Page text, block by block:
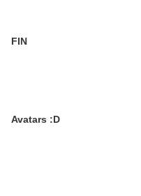
FIN
Avatars :D